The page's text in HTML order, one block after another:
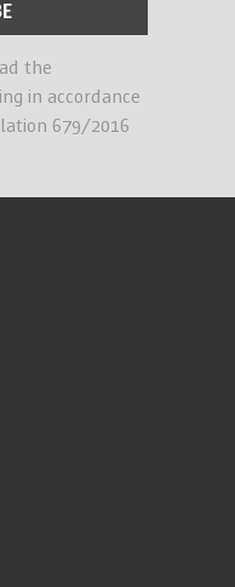
the
in accordance
679/2016